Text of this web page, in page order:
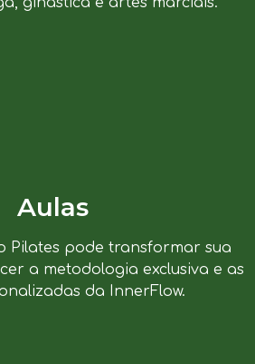
Aulas
Pilates pode transformar sua
a metodologia exclusiva e as
da InnerFlow.